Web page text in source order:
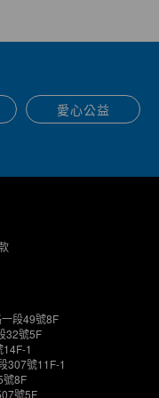
愛心公益
段49號8F
32號5F
1
307號11F-1
號8F
號5F